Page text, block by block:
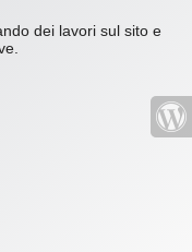
dei lavori sul sito e